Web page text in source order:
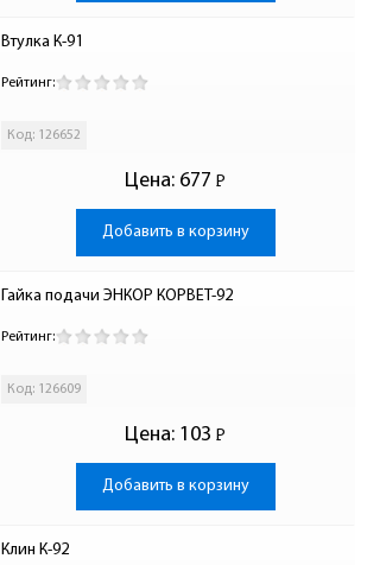
Втулка К-91
Рейтинг:
Код: 126652
Цена: 677 Р
-
Добавить в корзину
Гайка подачи ЭНКОР КОРВЕТ-92
Рейтинг:
Код: 126609
Цена: 103 Р
-
Добавить в корзину
Клин К-92